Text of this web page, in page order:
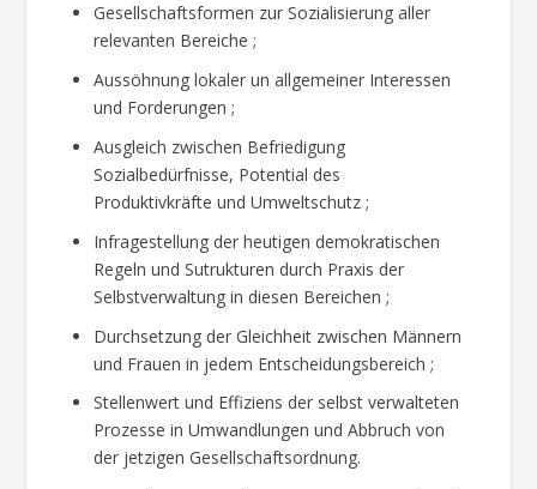
Gesellschaftsformen zur Sozialisierung aller
relevanten Bereiche ;
Aussöhnung lokaler un allgemeiner Interessen
und Forderungen ;
Ausgleich zwischen Befriedigung
Sozialbedürfnisse, Potential des
Produktivkräfte und Umweltschutz ;
Infragestellung der heutigen demokratischen
Regeln und Sutrukturen durch Praxis der
Selbstverwaltung in diesen Bereichen ;
Durchsetzung der Gleichheit zwischen Männern
und Frauen in jedem Entscheidungsbereich ;
Stellenwert und Effiziens der selbst verwalteten
Prozesse in Umwandlungen und Abbruch von
der jetzigen Gesellschaftsordnung.